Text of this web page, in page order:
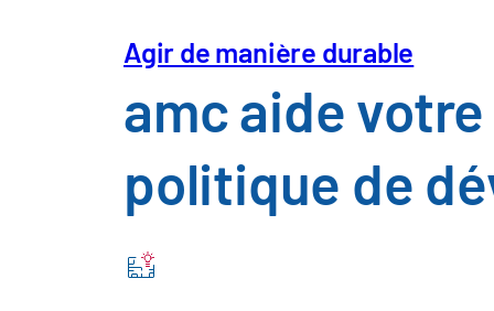
Agir de manière durable
amc aide
politique de
Services